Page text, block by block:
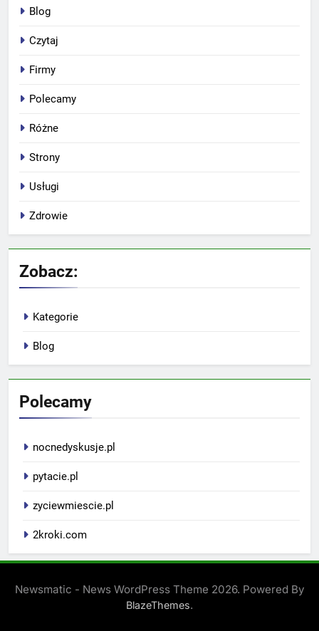
Blog
Czytaj
Firmy
Polecamy
Różne
Strony
Usługi
Zdrowie
Zobacz:
Kategorie
Blog
Polecamy
nocnedyskusje.pl
pytacie.pl
zyciewmiescie.pl
2kroki.com
Newsmatic - News WordPress Theme 2026. Powered By
BlazeThemes.